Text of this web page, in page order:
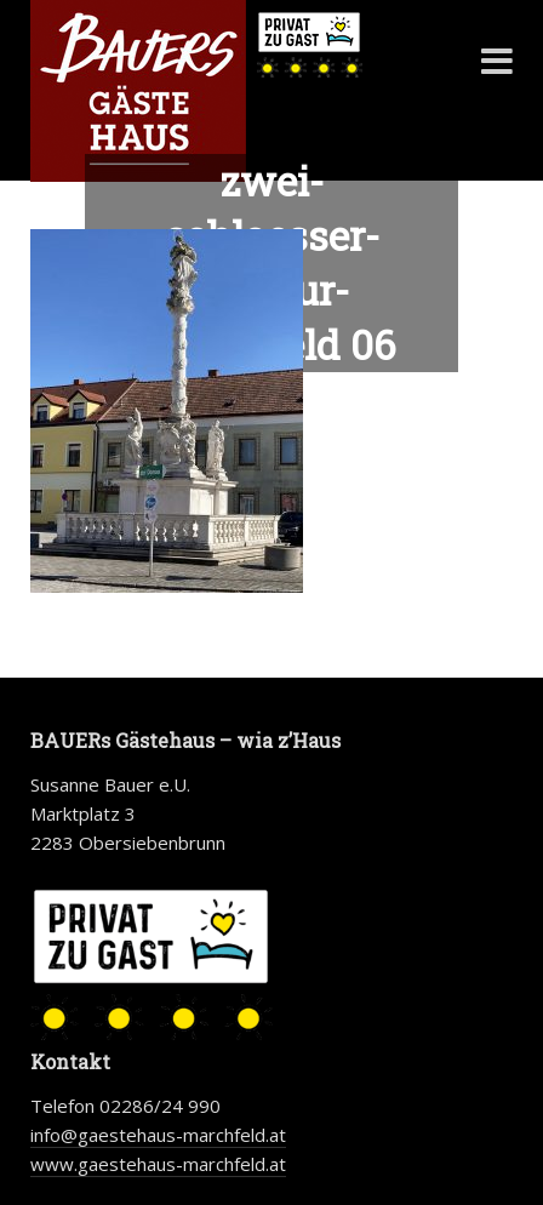
zwei-
schloesser-
radtour-
marchfeld 06
BAUERs Gästehaus – wia z’Haus
Susanne Bauer e.U.
Marktplatz 3
2283 Obersiebenbrunn
Kontakt
Telefon 02286/24 990
info@gaestehaus-marchfeld.at
www.gaestehaus-marchfeld.at